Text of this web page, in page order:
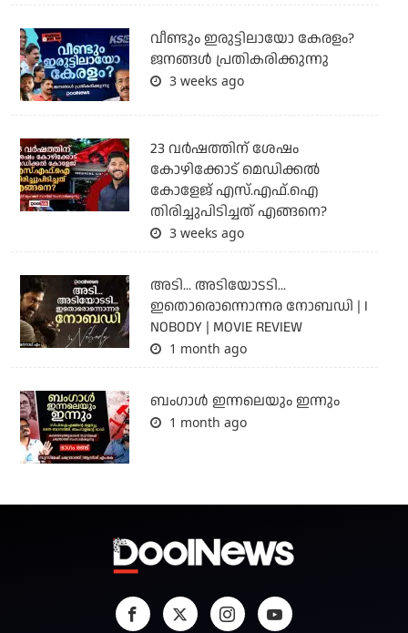
വീണ്ടും ഇരുട്ടിലായോ കേരളം?
ജനങ്ങൾ പ്രതികരിക്കുന്നു
3 weeks ago
23 വർഷത്തിന് ശേഷം
കോഴിക്കോട് മെഡിക്കൽ
കോളേജ് എസ്.എഫ്.ഐ
തിരിച്ചുപിടിച്ചത് എങ്ങനെ?
3 weeks ago
അടി... അടിയോടടി...
ഇതൊരൊന്നൊന്നര നോബഡി | I
NOBODY | MOVIE REVIEW
1 month ago
ബംഗാള്‍ ഇന്നലെയും ഇന്നും
1 month ago